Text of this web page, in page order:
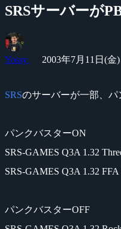
SRSサーバーが
Yossy 2003年7月11日(金
SRSのサーバーが一部、パ
パンクバスターON
SRS-GAMES Q3A 1.32
SRS-GAMES Q3A 1.32 FFA
パンクバスターOFF